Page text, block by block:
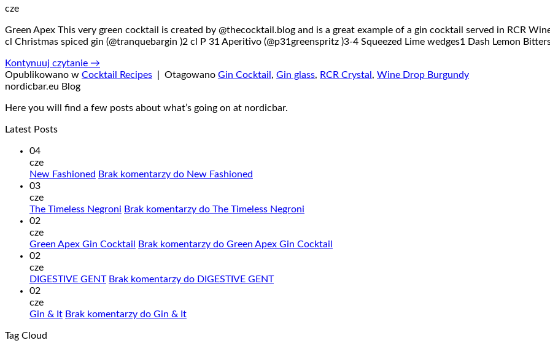
cze
Green Apex This very green cocktail is created by @thecocktail.blog and is a great example of a gin cocktail served in RCR
cl Christmas spiced gin (@tranquebargin )2 cl P 31 Aperitivo (@p31greenspritz )3-4 Squeezed Lime wedges1 Dash Lemon
Kontynuuj czytanie →
Opublikowano w Cocktail Recipes Otagowano Gin Cocktail , Gin glass, RCR Crystal , Wine Drop Burgundy
nordicbar.eu Blog
Here you will find a few posts about what’s going on at nordicbar.
Latest Posts
04
cze
New Fashioned Brak komentarzy do New Fashioned
03
cze
The Timeless Negroni Brak komentarzy do The Timeless Negroni
02
cze
Green Apex Gin Cocktail
Brak komentarzy do Green Apex Gin Cocktail
02
cze
DIGESTIVE GENT Brak komentarzy do DIGESTIVE GENT
02
cze
Gin & It Brak komentarzy do Gin & It
Tag Cloud